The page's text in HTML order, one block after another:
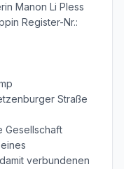
Manon Li Pless
Register-Nr.:
Straße
Gesellschaft
verbundenen